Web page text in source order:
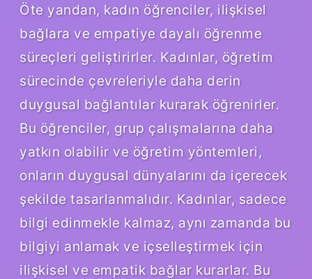
Öte yandan, kadın öğrenciler, ilişkisel
bağlara ve empatiye dayalı öğrenme
süreçleri geliştirirler. Kadınlar, öğretim
sürecinde çevreleriyle daha derin
duygusal bağlantılar kurarak öğrenirler.
Bu öğrenciler, grup çalışmalarına daha
yatkın olabilir ve öğretim yöntemleri,
onların duygusal dünyalarını da içerecek
şekilde tasarlanmalıdır. Kadınlar, sadece
bilgi edinmekle kalmaz, aynı zamanda bu
bilgiyi anlamak ve içselleştirmek için
ilişkisel ve empatik bağlar kurarlar. Bu